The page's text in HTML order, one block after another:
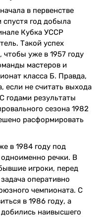
в первенстве
спустя год добыла
Кубка УССР
Такой успех
уже в 1957 году
мастеров и
класса Б. Правда,
если не считать выхода
годами результаты
сезона 1982
расформировать
в 1984 году под
одноименно речки. В
игроки, перед
оперативно
чемпионата. С
в 1986 году, а
добились наивысшего